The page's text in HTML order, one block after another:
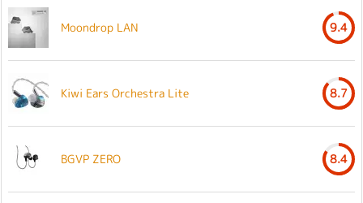
Moondrop LAN 9.4
Kiwi Ears Orchestra Lite 8.7
BGVP ZERO 8.4